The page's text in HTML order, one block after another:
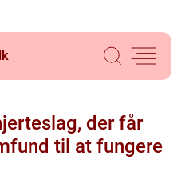
der får
til at fungere